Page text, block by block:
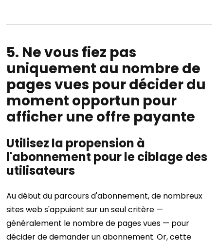
5. Ne vous fiez pas
uniquement au nombre de
pages vues pour décider du
moment opportun pour
afficher une offre payante
Utilisez la propension à
l'abonnement pour le ciblage des
utilisateurs
Au début du parcours d'abonnement, de nombreux
sites web s'appuient sur un seul critère —
généralement le nombre de pages vues — pour
décider de demander un abonnement. Or, cette